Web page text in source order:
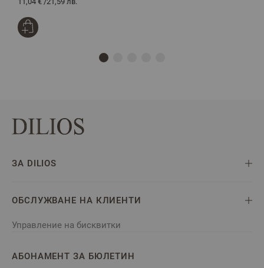
ЗА DILIOS
ОБСЛУЖВАНЕ НА КЛИЕНТИ
Управление на бисквитки
АБОНАМЕНТ ЗА БЮЛЕТИН